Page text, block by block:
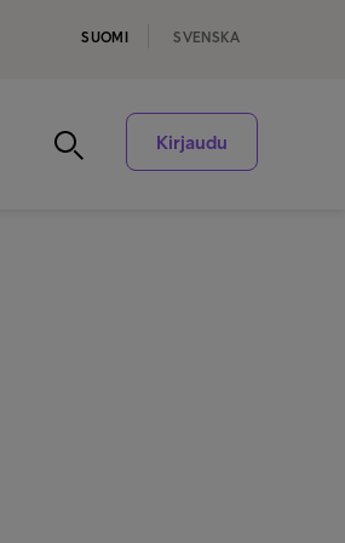
SUOMI SVENSKA
Kirjaudu